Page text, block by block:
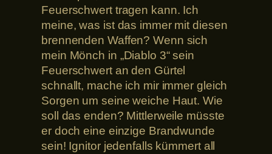
Feuerschwert tragen kann. Ich
meine, was ist das immer mit diesen
brennenden Waffen? Wenn sich
mein Mönch in „Diablo 3“ sein
Feuerschwert an den Gürtel
schnallt, mache ich mir immer gleich
Sorgen um seine weiche Haut. Wie
soll das enden? Mittlerweile müsste
er doch eine einzige Brandwunde
sein! Ignitor jedenfalls kümmert all